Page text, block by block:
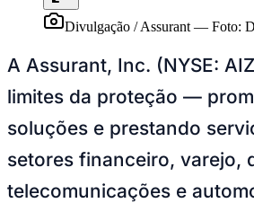
Competições de Futebol
Brasileirão Série A
Brasileirão Série B
Paulistão
Copa do Brasil
Libertadores
Sul-Americana
Copa América
Champions League
Premier League
Divulgação / Assurant — Foto:
A Assurant, Inc. (NYSE:
limites da proteção —
soluções e prestando
setores financeiro, varejo,
telecomunicações e